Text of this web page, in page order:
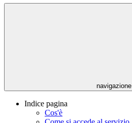
navigazione
Indice pagina
Cos'è